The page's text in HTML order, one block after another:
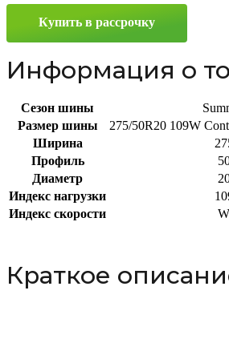
275/50
109W
Купить в рассрочку
Информация о
Сезон шины
Размер шины
275/50R20 109W
Ширина
Профиль
Диаметр
Индекс нагрузки
Индекс скорости
W
Краткое